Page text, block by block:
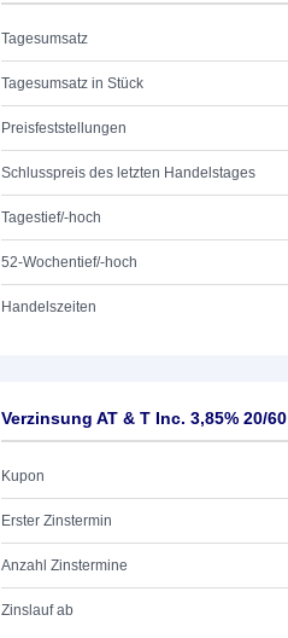
Tagesumsatz
Tagesumsatz in Stück
Preisfeststellungen
Schlusspreis des letzten Handelstages
Tagestief/-hoch
52-Wochentief/-hoch
Handelszeiten
Verzinsung AT & T Inc. 3,85% 20/60
Kupon
Erster Zinstermin
Anzahl Zinstermine
Zinslauf ab